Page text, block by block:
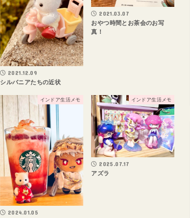
2021.12.09
シルバニアたちの近状
2021.03.07
おやつ時間とお茶会のお写
真！
インドア生活メモ
2024.01.05
インドア生活メモ
2025.07.17
アズラ